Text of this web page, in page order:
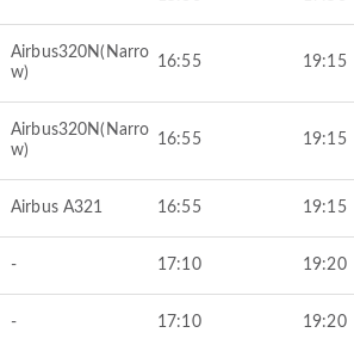
Airbus320N(Narro
w)
16:55 19:15
Airbus320N(Narro
w)
16:55 19:15
Airbus A321 16:55 19:15
- 17:10 19:20
- 17:10 19:20